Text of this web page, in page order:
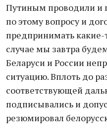
Путиным проводили и
по этому вопросу и
предпринимать
случае мы завтра
Беларуси и России
ситуацию. Вплоть до
соответствующей
подписывались и
резюмировал